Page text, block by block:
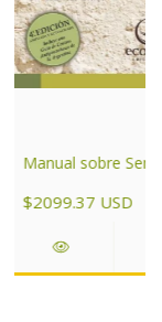
Manual sobre
$2099.37 USD